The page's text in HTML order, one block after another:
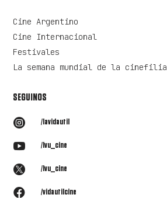
Cine Argentino
Cine Internacional
Festivales
La semana mundial de la cinefilia
SEGUINOS
 /lavidautil
 /lvu_cine
 /lvu_cine
 /vidautilcine